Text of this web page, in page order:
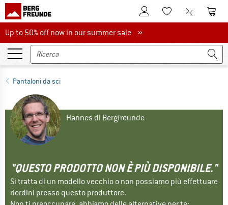
Al conto clienteAlla lista
Al Al
Up to 50% off now in our summer sale
Up to 50% off now in our summer sale »
Pantaloni da sci
Hannes di Bergfreunde
"QUESTO PRODOTTO NON È PIÙ DISPONIBILE."
Si tratta di un modello vecchio o non possiamo più effettuare
riordini presso questo produttore.